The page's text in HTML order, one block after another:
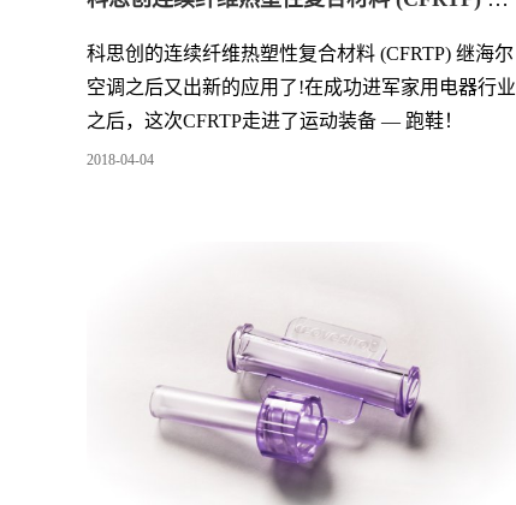
科思创 的连续纤维热塑性复合材料 (CFRTP) 继海尔
空调之后又出新的应用了!在成功进军家用电器行业
之后，这次CFRTP走进了运动装备 — 跑鞋！
2018-04-04